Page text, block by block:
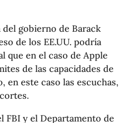
gobierno de Barack
de los EE.UU. podría
que en el caso de Apple
de las capacidades de
en este caso las escuchas,
FBI y el Departamento de